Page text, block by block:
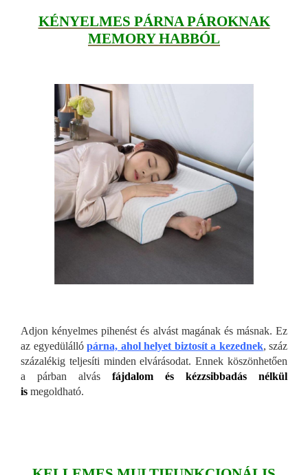
KÉNYELMES PÁRNA PÁROKNAK
MEMORY HABBÓL
Adjon kényelmes pihenést és alvást magának és másnak. Ez
az egyedülálló párna, ahol helyet biztosít a kezednek, száz
százalékig teljesíti minden elvárásodat. Ennek köszönhetően
a párban alvás fájdalom és kézzsibbadás nélkül
is megoldható.